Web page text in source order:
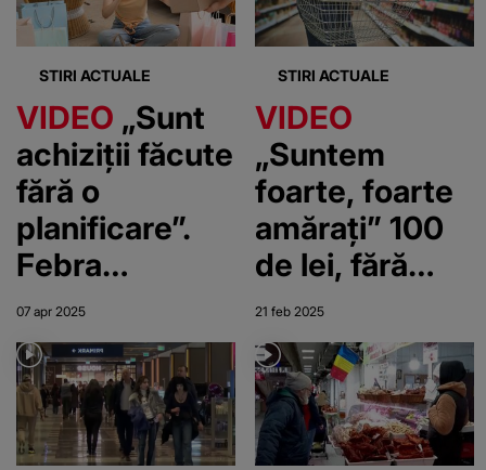
STIRI ACTUALE
VIDEO „Sunt
achiziții făcute
fără o
planificare”.
Febra
cumpărăturilor
de sărbători
07 apr 2025
STIRI ACTUALE
VIDEO
„Suntem
foarte, foarte
amărați” 100
de lei, fără
valoare în
magazine
21 feb 2025